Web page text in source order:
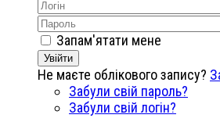
Запам'ятати мене
Увійти
Не маєте облікового запису?
Забули свій пароль?
Забули свій логін?